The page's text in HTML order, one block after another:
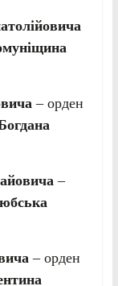
– орден
–
– орден